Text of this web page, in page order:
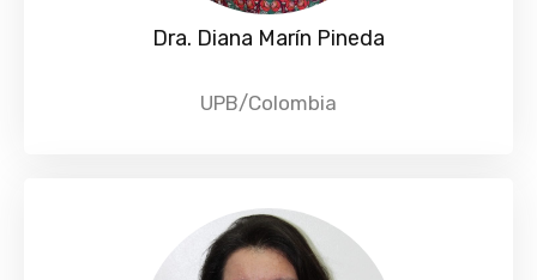
Dra. Diana Marín Pineda
UPB/Colombia